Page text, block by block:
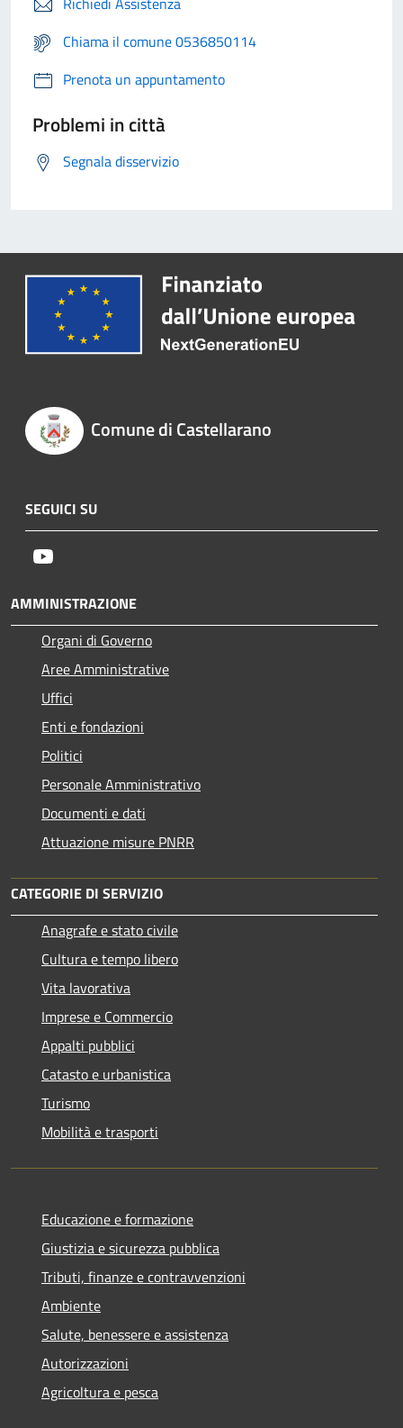
Chiama il comune 0536850114
Prenota un appuntamento
Problemi in città
Segnala disservizio
Comune di Castellarano
SEGUICI SU
AMMINISTRAZIONE
Organi di Governo
Aree Amministrative
Uffici
Enti e fondazioni
Politici
Personale Amministrativo
Documenti e dati
Attuazione misure PNRR
CATEGORIE DI SERVIZIO
Anagrafe e stato civile
Cultura e tempo libero
Vita lavorativa
Imprese e Commercio
Appalti pubblici
Catasto e urbanistica
Turismo
Mobilità e trasporti
Educazione e formazione
Giustizia e sicurezza pubblica
Tributi, finanze e contravvenzioni
Ambiente
Salute, benessere e assistenza
Autorizzazioni
Agricoltura e pesca